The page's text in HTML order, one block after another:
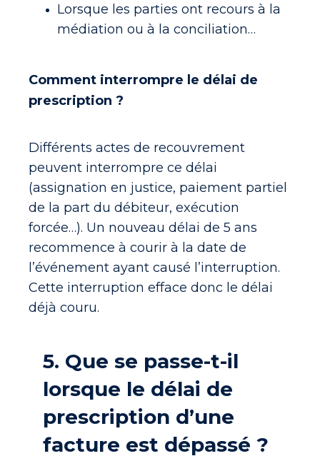
Lorsque les parties ont recours à la
médiation ou à la conciliation…
Comment interrompre le délai de
prescription ?
Différents actes de recouvrement
peuvent interrompre ce délai
(assignation en justice, paiement partiel
de la part du débiteur, exécution
forcée…). Un nouveau délai de 5 ans
recommence à courir à la date de
l’événement ayant causé l’interruption.
Cette interruption efface donc le délai
déjà couru.
5. Que se passe-t-il
lorsque le délai de
prescription d’une
facture est dépassé ?